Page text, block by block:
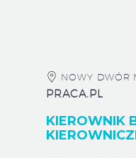
NOWY DWÓR
PRACA.PL
KIEROWNIK